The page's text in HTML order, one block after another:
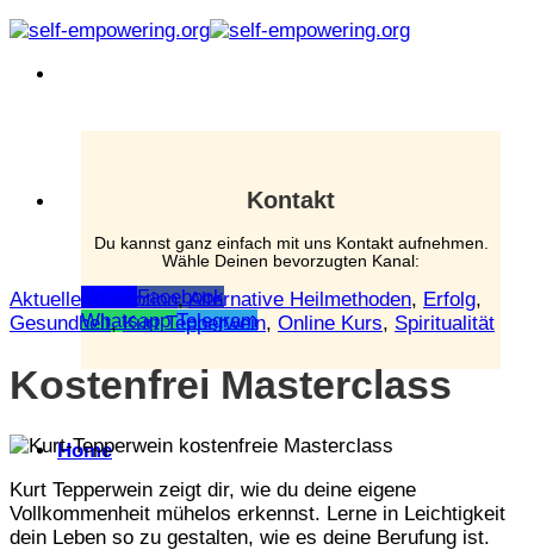
Kontakt
Du kannst ganz einfach mit uns Kontakt aufnehmen.
Wähle Deinen bevorzugten Kanal:
Facebook
Whatsapp Telegram
Home
Aktuelle Promotion,Alternative Heilmethoden, Erfolg,
Gesundheit,Kurt Tepperwein, Online Kurs, Spiritualität
Kostenfrei Masterclass
Kurt Tepperwein zeigt dir, wie du deine eigene
Vollkommenheit mühelos erkennst. Lerne in Leichtigkeit
dein Leben so zu gestalten, wie es deine Berufung ist.